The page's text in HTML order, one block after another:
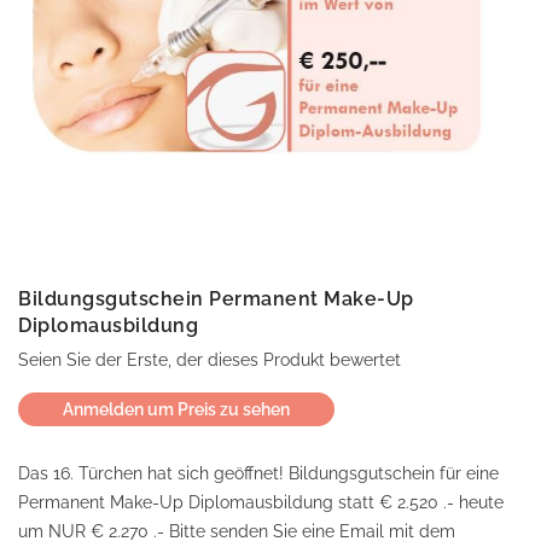
Bildungsgutschein Permanent Make-Up
Diplomausbildung
Seien Sie der Erste, der dieses Produkt bewertet
Anmelden um Preis zu sehen
Das 16. Türchen hat sich geöffnet! Bildungsgutschein für eine
Permanent Make-Up Diplomausbildung statt € 2.520 .- heute
um NUR € 2.270 .- Bitte senden Sie eine Email mit dem